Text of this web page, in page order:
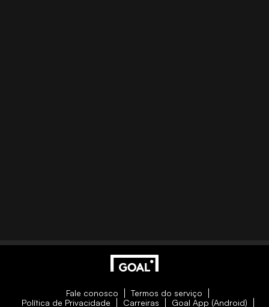
Fale conosco
Termos do serviço
Política de Privacidade
Carreiras Goal App (Android)